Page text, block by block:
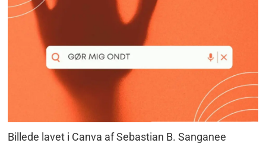
Billede lavet i Canva af Sebastian B. Sanganee